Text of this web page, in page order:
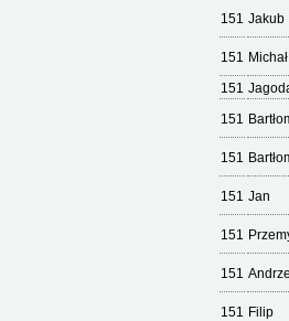
151 Jakub
151 Michał
151
151
151
151 Jan
151
151
151 Filip